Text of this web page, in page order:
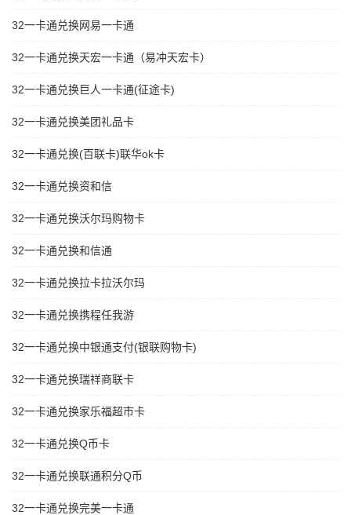
32一卡通兑换网易一卡通
32一卡通兑换天宏一卡通（易冲天宏卡）
32一卡通兑换巨人一卡通(征途卡)
32一卡通兑换美团礼品卡
32一卡通兑换(百联卡)联华ok卡
32一卡通兑换资和信
32一卡通兑换沃尔玛购物卡
32一卡通兑换和信通
32一卡通兑换拉卡拉沃尔玛
32一卡通兑换携程任我游
32一卡通兑换中银通支付(银联购物卡)
32一卡通兑换瑞祥商联卡
32一卡通兑换家乐福超市卡
32一卡通兑换Q币卡
32一卡通兑换联通积分Q币
32一卡通兑换完美一卡通